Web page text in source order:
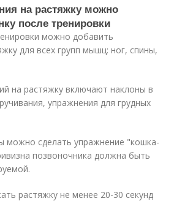
на растяжку можно
после тренировки
можно добавить
для всех групп мышц: ног, спины,
на растяжку включают наклоны в
упражнения для грудных
можно сделать упражнение "кошка-
позвоночника должна быть
растяжку не менее 20-30 секунд